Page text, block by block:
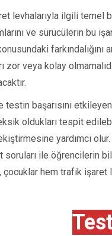
levhalarıyla ilgili
ve sürücülerin bu
farkındalığını
zor veya kolay
başarısını
oldukları tespit
yardımcı
ile öğrencilerin
hem trafik işaret